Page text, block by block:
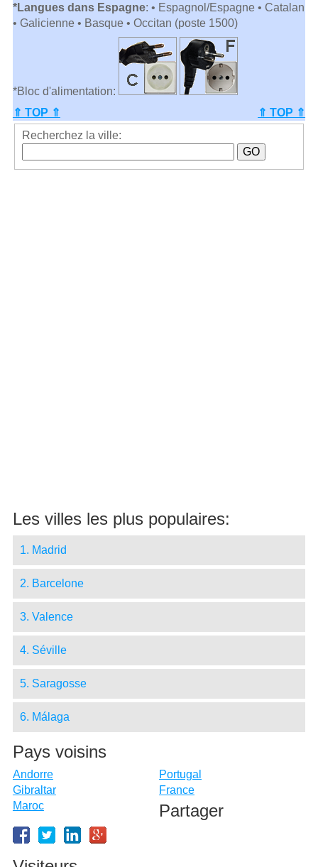
*Langues dans Espagne: • Espagnol/Espagne • Catalan
• Galicienne • Basque • Occitan (poste 1500)
*Bloc d'alimentation:
⇑ TOP ⇑
⇑ TOP ⇑
Recherchez la ville:
Les villes les plus populaires:
1. Madrid
2. Barcelone
3. Valence
4. Séville
5. Saragosse
6. Málaga
Pays voisins
Andorre
Portugal
Gibraltar
France
Maroc
Partager